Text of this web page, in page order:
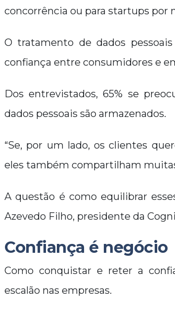
concorrência ou para startups por
O tratamento de dados
confiança entre consumidores e
Dos entrevistados, 65% se
dados pessoais são armazenados.
“Se, por um lado, os clientes
eles também compartilham
A questão é como equilibrar
Azevedo Filho, presidente da
Confiança é negócio
Como conquistar e reter a
escalão nas empresas.